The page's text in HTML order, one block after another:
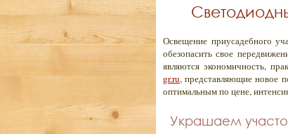
Освещение приусадебного
обезопасить свое
являются экономичность,
gr.ru, представляющие новое
оптимальным по цене,
Украшаем